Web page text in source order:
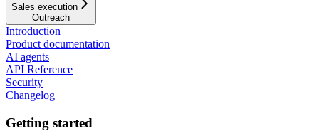
Sales execution
Outreach
Introduction
Product documentation
AI agents
API Reference
Security
Changelog
Getting started